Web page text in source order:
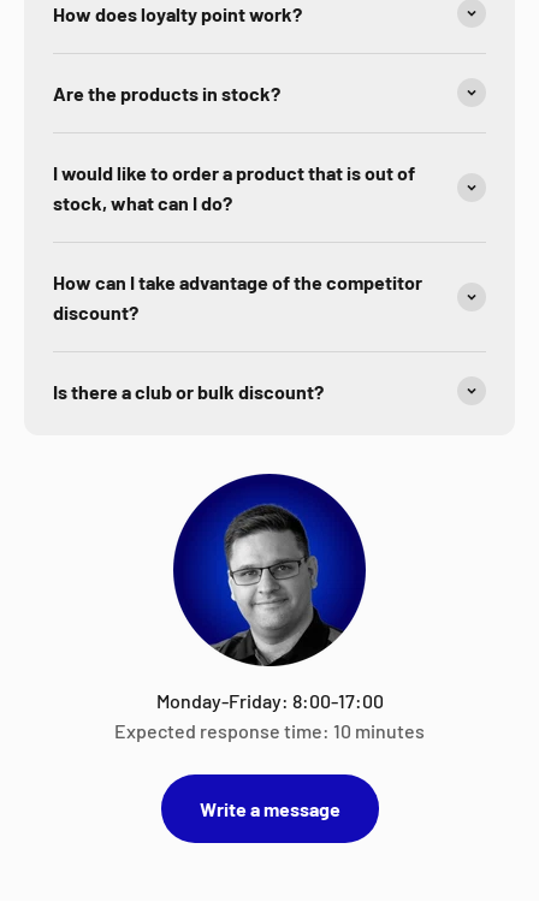
How does loyalty point work?
Are the products in stock?
I would like to order a product that is out of
stock, what can I do?
How can I take advantage of the competitor
discount?
Is there a club or bulk discount?
Monday-Friday: 8:00-17:00
Expected response time: 10 minutes
Write a message